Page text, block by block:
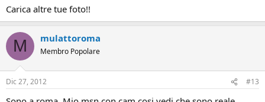
Carica altre tue foto!!
M mulattoroma
Membro Popolare
Dic 27, 2012 #13